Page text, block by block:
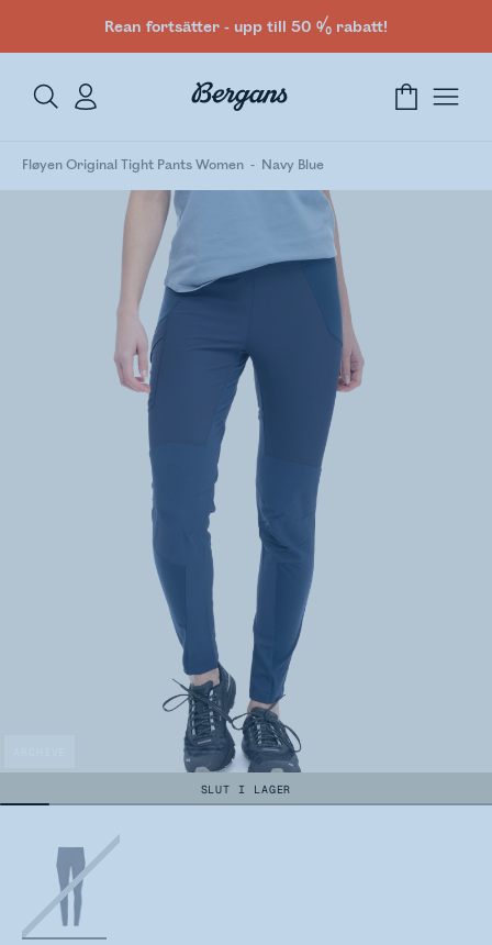
Rean fortsätter - upp till 50 % rabatt!
Fløyen Original Tight Pants Women Navy Blue
SLUT I LAGER